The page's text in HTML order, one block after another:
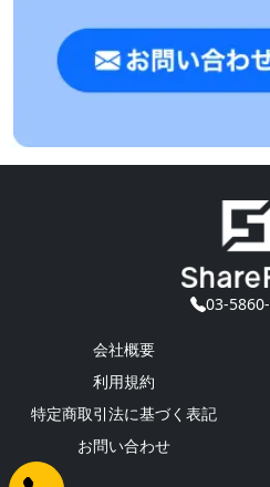
03-
会社概要
利用規約
特定商取引法に基づく表記
お問い合わせ